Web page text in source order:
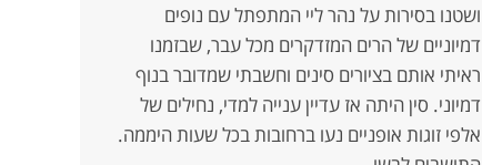
ושטנו בסירות על נהר ליי המתפתל עם נופים
דמיוניים של הרים המזדקרים מכל עבר, שבזמנו
ראיתי אותם בציורים סינים וחשבתי שמדובר בנוף
דמיוני. סין היתה אז עדיין ענייה למדי, נחילים של
אלפי זוגות אופניים נעו ברחובות בכל שעות היממה.